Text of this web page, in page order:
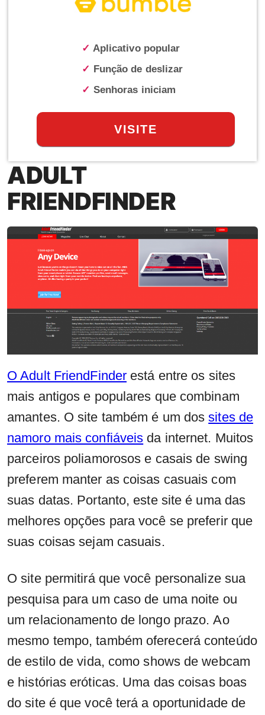
✓ Aplicativo popular
✓ Função de deslizar
✓ Senhoras iniciam
VISITE
ADULT
FRIENDFINDER
O Adult FriendFinder está entre os sites
mais antigos e populares que combinam
amantes. O site também é um dossites de
namoro mais confiáveis ​​da internet. Muitos
parceiros poliamorosos e casais de swing
preferem manter as coisas casuais com
suas datas. Portanto, este site é uma das
melhores opções para você se preferir que
suas coisas sejam casuais.
O site permitirá que você personalize sua
pesquisa para um caso de uma noite ou
um relacionamento de longo prazo. Ao
mesmo tempo, também oferecerá conteúdo
de estilo de vida, como shows de webcam
e histórias eróticas. Uma das coisas boas
do site é que você terá a oportunidade de